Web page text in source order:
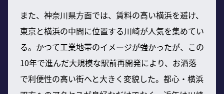
また、神奈川県方面では、賃料の高い横浜を避け、
東京と横浜の中間に位置する川崎が人気を集めてい
る。かつて工業地帯のイメージが強かったが、この
10年で進んだ大規模な駅前再開発により、お洒落
で利便性の高い街へと大きく変貌した。都心・横浜